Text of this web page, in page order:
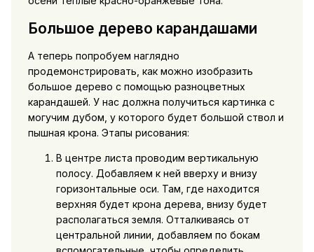
Большое дерево карандашами
А теперь попробуем наглядно
продемонстрировать, как можно изобразить
большое дерево с помощью разноцветных
карандашей. У нас должна получиться картинка с
могучим дубом, у которого будет большой ствол и
пышная крона. Этапы рисования:
В центре листа проводим вертикальную
полосу. Добавляем к ней вверху и внизу
горизонтальные оси. Там, где находится
верхняя будет крона дерева, внизу будет
располагаться земля. Отталкиваясь от
центральной линии, добавляем по бокам